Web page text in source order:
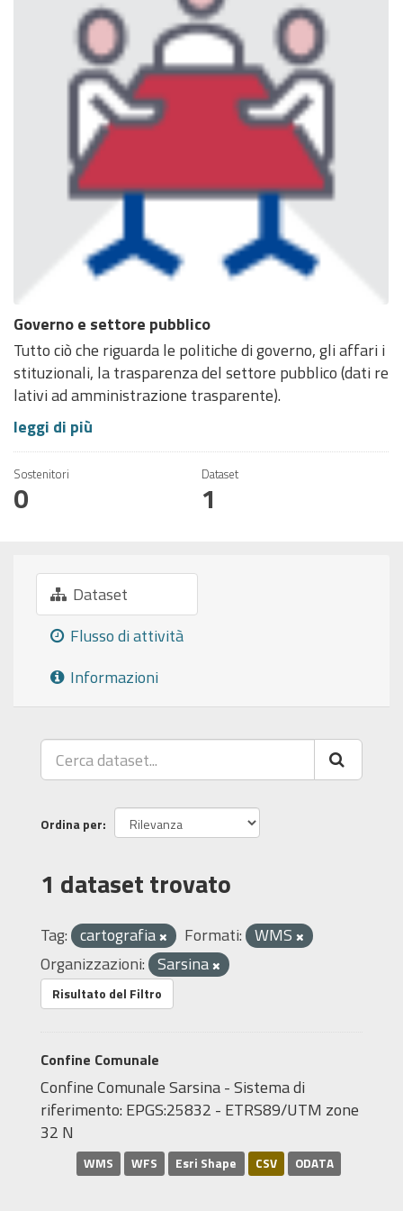
Governo e settore pubblico
Tutto ciò che riguarda le politiche di governo, gli affari i
stituzionali, la trasparenza del settore pubblico (dati re
lativi ad amministrazione trasparente).
leggi di più
Sostenitori
0
Dataset
1
Dataset
Flusso di attività
Informazioni
Ordina per
1 dataset trovato
Tag: cartografia Formati: WMS
Organizzazioni: Sarsina
Risultato del Filtro
Confine Comunale
Confine Comunale Sarsina - Sistema di
riferimento: EPGS:25832 - ETRS89/UTM zone
32 N
WMS WFS Esri Shape CSV ODATA